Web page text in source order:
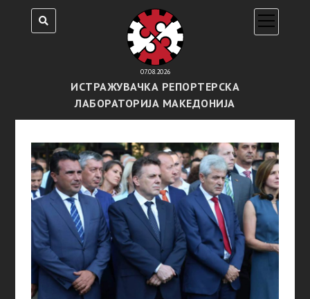
07.08.2026
ИСТРАЖУВАЧКА РЕПОРТЕРСКА
ЛАБОРАТОРИЈА МАКЕДОНИЈА
open
menu